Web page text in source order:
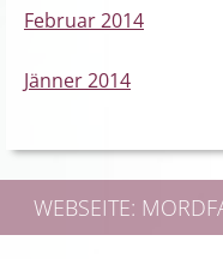
Februar 2014
Jänner 2014
WEBSEITE: